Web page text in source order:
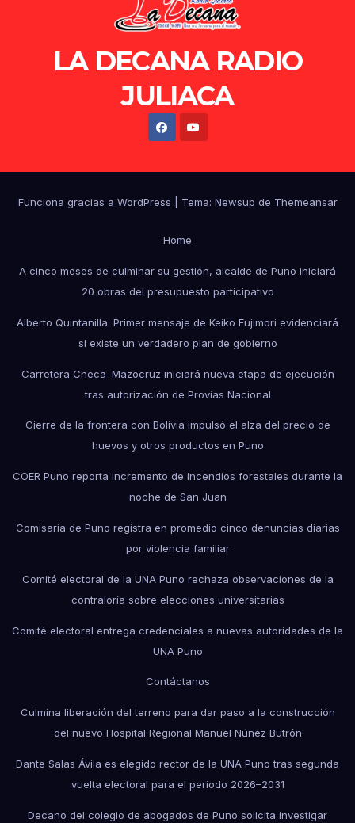
LA DECANA RADIO
JULIACA
Funciona gracias a WordPress Tema: Newsup de Themeansar
Home
A cinco meses de culminar su gestión, alcalde de Puno iniciará
20 obras del presupuesto participativo
Alberto Quintanilla: Primer mensaje de Keiko Fujimori evidenciará
si existe un verdadero plan de gobierno
Carretera Checa–Mazocruz iniciará nueva etapa de ejecución
tras autorización de Provías Nacional
Cierre de la frontera con Bolivia impulsó el alza del precio de
huevos y otros productos en Puno
COER Puno reporta incremento de incendios forestales durante la
noche de San Juan
Comisaría de Puno registra en promedio cinco denuncias diarias
por violencia familiar
Comité electoral de la UNA Puno rechaza observaciones de la
contraloría sobre elecciones universitarias
Comité electoral entrega credenciales a nuevas autoridades de la
UNA Puno
Contáctanos
Culmina liberación del terreno para dar paso a la construcción
del nuevo Hospital Regional Manuel Núñez Butrón
Dante Salas Ávila es elegido rector de la UNA Puno tras segunda
vuelta electoral para el periodo 2026–2031
Decano del colegio de abogados de Puno solicita investigar